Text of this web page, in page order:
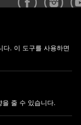
KOREA
FITNESS
다. 이 도구를 사용하면
줄 수 있습니다.